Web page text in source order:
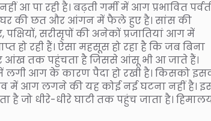
आ पा रही है। बढ़ती गर्मी में आग प्रभावित
घर की छत और आंगन में फैले हुए है। सांस की
सरीसृपों की अनेकों प्रजातियां आग में
हो रही हैं। ऐसा महसूस हो रहा है कि जब बिना
आंख तक पहुंचता है जिससे आंसू भी आ जाते हैं।
लगी आग के कारण पैदा हो रखी है। किसको
में आग लगने की यह कोई नई घटना नहीं है।
है जो धीरे-धीरे घाटी तक पहुंच जाता है।